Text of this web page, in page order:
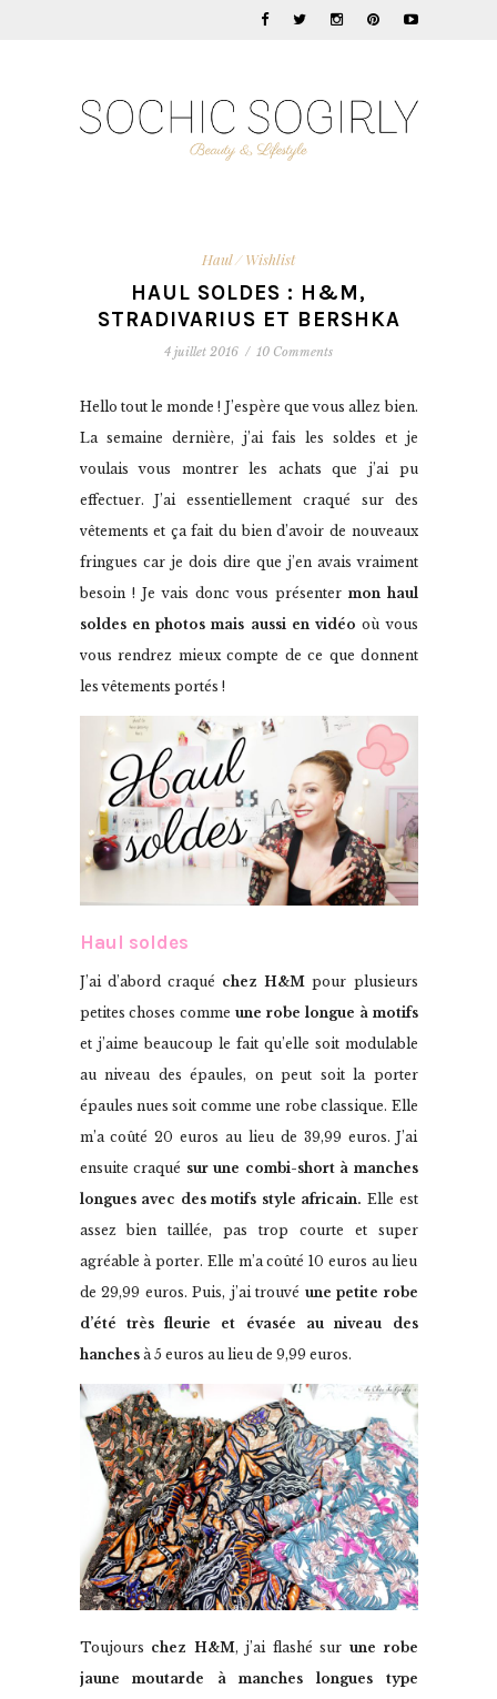
Haul / Wishlist
HAUL SOLDES : H&M,
STRADIVARIUS ET BERSHKA
4 juillet 2016 / 10 Comments
Hello tout le monde ! J’espère que vous allez bien.
La semaine dernière, j’ai fais les soldes et je
voulais vous montrer les achats que j’ai pu
effectuer. J’ai essentiellement craqué sur des
vêtements et ça fait du bien d’avoir de nouveaux
fringues car je dois dire que j’en avais vraiment
besoin ! Je vais donc vous présenter mon haul
soldes en photos mais aussi en vidéo où vous
vous rendrez mieux compte de ce que donnent
les vêtements portés !
Haul soldes
J’ai d’abord craqué chez H&M pour plusieurs
petites choses commeune robe longue à motifs
et j’aime beaucoup le fait qu’elle soit modulable
au niveau des épaules, on peut soit la porter
épaules nues soit comme une robe classique. Elle
m’a coûté 20 euros au lieu de 39,99 euros. J’ai
ensuite craqué sur une combi-short à manches
longues avec des motifs style africain. Elle est
assez bien taillée, pas trop courte et super
agréable à porter. Elle m’a coûté 10 euros au lieu
de 29,99 euros. Puis, j’ai trouvé une petite robe
d’été très fleurie et évasée au niveau des
hanchesà 5 euros au lieu de 9,99 euros.
Toujours chez H&M, j’ai flashé sur une robe
jaune moutarde à manches longues type